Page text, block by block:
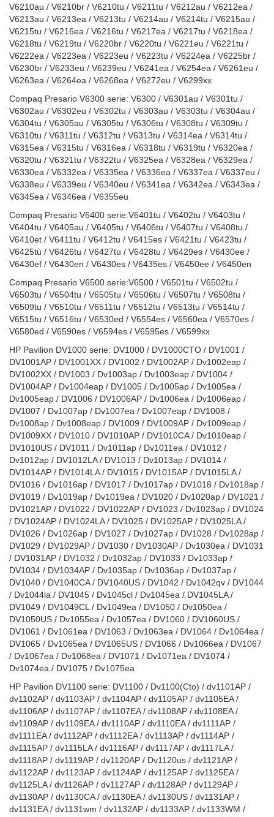
V6210au / V6210br / V6210tu / V6211tu / V6212au / V6212ea /
V6213au / V6213ea / V6213tu / V6214au / V6214tu / V6215au /
V6215tu / V6216ea / V6216tu / V6217ea / V6217tu / V6218ea /
V6218tu / V6219tu / V6220br / V6220tu / V6221eu / V6221tu /
V6222ea / V6223ea / V6223eu / V6223tu / V6224ea / V6225br /
V6230br / V6233eu / V6239eu / V6241ea / V6254ea / V6261eu /
V6263ea / V6264ea / V6268ea / V6272eu / V6299xx
Compaq Presario V6300 serie: V6300 / V6301au / V6301tu /
V6302au / V6302eu / V6302tu / V6303au / V6303tu / V6304au /
V6304tu / V6305au / V6305tu / V6306tu / V6308tu / V6309tu /
V6310tu / V6311tu / V6312tu / V6313tu / V6314ea / V6314tu /
V6315ea / V6315tu / V6316ea / V6318tu / V6319tu / V6320ea /
V6320tu / V6321tu / V6322tu / V6325ea / V6328ea / V6329ea /
V6330ea / V6332ea / V6335ea / V6336ea / V6337ea / V6337eu /
V6338eu / V6339eu / V6340eu / V6341ea / V6342ea / V6343ea /
V6345ea / V6346ea / V6355eu
Compaq Presario V6400 serie:V6401tu / V6402tu / V6403tu /
V6404tu / V6405au / V6405tu / V6406tu / V6407tu / V6408tu /
V6410et / V6411tu / V6412tu / V6415es / V6421tu / V6423tu /
V6425tu / V6426tu / V6427tu / V6428tu / V6429es / V6430ee /
V6430ef / V6430en / V6430es / V6435es / V6450ee / V6450en
Compaq Presario V6500 serie:V6500 / V6501tu / V6502tu /
V6503tu / V6504tu / V6505tu / V6506tu / V6507tu / V6508tu /
V6509tu / V6510tu / V6511tu / V6512tu / V6513tu / V6514tu /
V6515tu / V6516tu / V6530ed / V6554es / V6560ea / V6570es /
V6580ed / V6590es / V6594es / V6595es / V6599xx
HP Pavilion DV1000 serie: DV1000 / DV1000CTO / DV1001 /
DV1001AP / DV1001XX / DV1002 / DV1002AP / Dv1002eap /
DV1002XX / DV1003 / Dv1003ap / Dv1003eap / DV1004 /
DV1004AP / Dv1004eap / DV1005 / Dv1005ap / Dv1005ea /
Dv1005eap / DV1006 / DV1006AP / Dv1006ea / Dv1006eap /
DV1007 / Dv1007ap / Dv1007ea / Dv1007eap / DV1008 /
Dv1008ap / Dv1008eap / DV1009 / DV1009AP / Dv1009eap /
DV1009XX / DV1010 / DV1010AP / DV1010CA / Dv1010eap /
DV1010US / DV1011 / Dv1011ap / Dv1011ea / DV1012 /
Dv1012ap / DV1012LA / DV1013 / Dv1013ap / DV1014 /
DV1014AP / DV1014LA / DV1015 / DV1015AP / DV1015LA /
DV1016 / Dv1016ap / DV1017 / Dv1017ap / DV1018 / Dv1018ap /
DV1019 / Dv1019ap / Dv1019ea / DV1020 / Dv1020ap / DV1021 /
DV1021AP / DV1022 / DV1022AP / DV1023 / Dv1023ap / DV1024
/ DV1024AP / DV1024LA / DV1025 / DV1025AP / DV1025LA /
DV1026 / Dv1026ap / DV1027 / Dv1027ap / DV1028 / Dv1028ap /
DV1029 / DV1029AP / DV1030 / DV1030AP / Dv1030ea / DV1031
/ DV1031AP / DV1032 / Dv1032ap / DV1033 / Dv1033ap /
DV1034 / DV1034AP / Dv1035ap / Dv1036ap / Dv1037ap /
DV1040 / DV1040CA / DV1040US / DV1042 / Dv1042qv / DV1044
/ Dv1044la / DV1045 / Dv1045cl / Dv1045ea / DV1045LA /
DV1049 / DV1049CL / Dv1049ea / DV1050 / Dv1050ea /
DV1050US / Dv1055ea / Dv1057ea / DV1060 / DV1060US /
DV1061 / Dv1061ea / DV1063 / Dv1063ea / DV1064 / Dv1064ea /
DV1065 / Dv1065ea / DV1065US / DV1066 / Dv1066ea / DV1067
/ Dv1067ea / Dv1068ea / DV1071 / Dv1071ea / DV1074 /
Dv1074ea / DV1075 / Dv1075ea
HP Pavilion DV1100 serie: DV1100 / Dv1100(Cto) / dv1101AP /
dv1102AP / dv1103AP / dv1104AP / dv1105AP / dv1105EA /
dv1106AP / dv1107AP / dv1107EA / dv1108AP / dv1108EA /
dv1109AP / dv1109EA / dv1110AP / dv1110EA / dv1111AP /
dv1111EA / dv1112AP / dv1112EA / dv1113AP / dv1114AP /
dv1115AP / dv1115LA / dv1116AP / dv1117AP / dv1117LA /
dv1118AP / dv1119AP / dv1120AP / Dv1120us / dv1121AP /
dv1122AP / dv1123AP / dv1124AP / dv1125AP / dv1125EA /
dv1125LA / dv1126AP / dv1127AP / dv1128AP / dv1129AP /
dv1130AP / dv1130CA / dv1130EA / dv1130US / dv1131AP /
dv1131EA / dv1131wm / dv1132AP / dv1133AP / dv1133WM /